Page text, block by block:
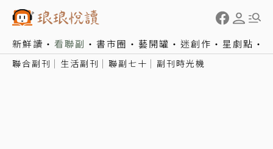
新鮮讀 看聯副 書市圈 藝開罐 迷創作 星劇點
聯合副刊 生活副刊 聯副七十 副刊時光機